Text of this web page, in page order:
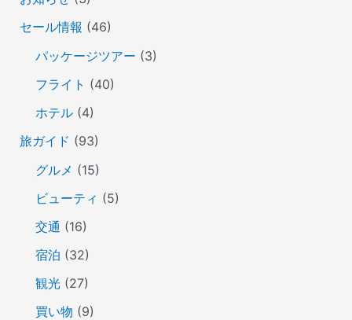
セール情報 (46)
パッケージツアー (3)
フライト (40)
ホテル(4)
旅ガイド (93)
グルメ (15)
ビューティ (5)
交通 (16)
宿泊 (32)
観光(27)
買い物 (9)